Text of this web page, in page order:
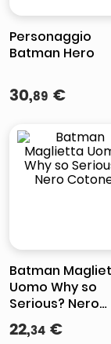
Personaggio
Batman Hero
30,89 €
Batman
Uomo Why so
Serious? Nero
Cotone
22,34 €